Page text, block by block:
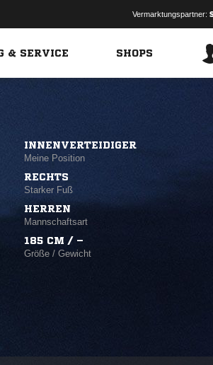
Vermarktungspartner:
& SERVICE SHOPS
INNENVERTEIDIGER
Meine Position
RECHTS
Starker Fuß
HERREN
Mannschaftsart
185 CM / –
Größe / Gewicht